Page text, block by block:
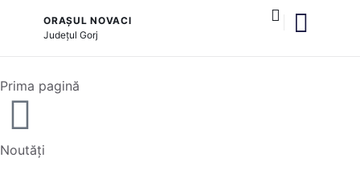
ORAȘUL NOVACI
JudețulGorj
Prima pagină
Noutăți